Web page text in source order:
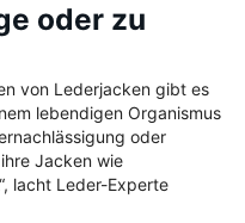
oder zu
von Lederjacken gibt es
lebendigen Organismus
oder
Jacken wie
lacht Leder-Experte